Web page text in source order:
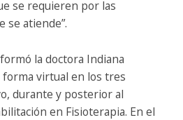
se requieren por las
se atiende”.
la doctora Indiana
virtual en los tres
durante y posterior al
en Fisioterapia. En el